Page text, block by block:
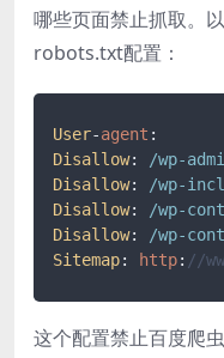
哪些页面禁止抓取。
robots.txt配置：
User-agent
Disallow:
/wp-
Disallow:
/wp-
Disallow: /wp-
Disallow: /wp-
Sitemap: http: //
这个配置禁止百度爬